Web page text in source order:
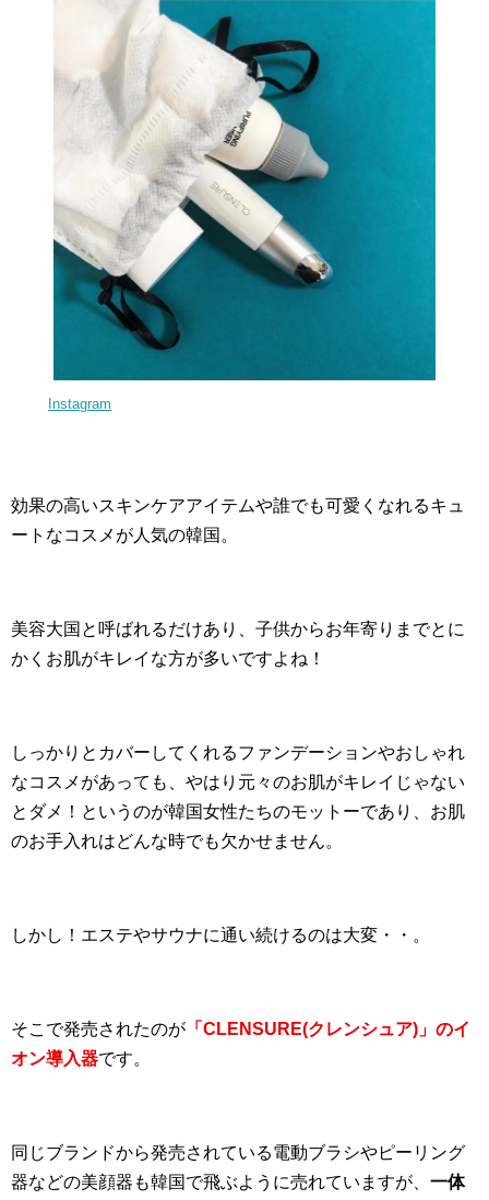
Instagram
効果の高いスキンケアアイテムや誰でも可愛くなれるキュ
ートなコスメが人気の韓国。
美容大国と呼ばれるだけあり、子供からお年寄りまでとに
かくお肌がキレイな方が多いですよね！
しっかりとカバーしてくれるファンデーションやおしゃれ
なコスメがあっても、やはり元々のお肌がキレイじゃない
とダメ！というのが韓国女性たちのモットーであり、お肌
のお手入れはどんな時でも欠かせません。
しかし！エステやサウナに通い続けるのは大変・・。
そこで発売されたのが 「CLENSURE(クレンシュア)」のイ
オン導入器です。
同じブランドから発売されている電動ブラシやピーリング
器などの美顔器も韓国で飛ぶように売れていますが、 一体